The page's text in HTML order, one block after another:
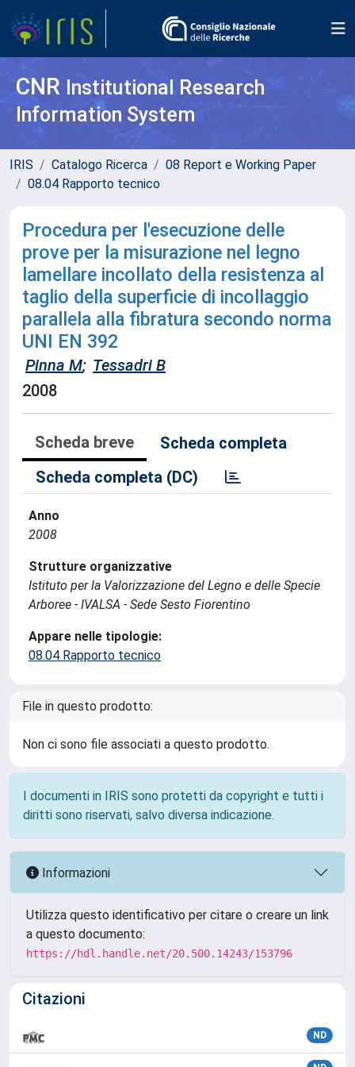
CNR Institutional Research
Information System
IRIS Catalogo Ricerca
08 Report e Working Paper
08.04 Rapporto tecnico
Procedura per l'esecuzione delle
prove per la misurazione nel legno
lamellare incollato della resistenza al
taglio della superficie di incollaggio
parallela alla fibratura secondo norma
UNI EN 392
Pinna M; Tessadri B
2008
Scheda breve
Scheda completa
Scheda completa (DC)
Anno
2008
Strutture organizzative
Istituto per la Valorizzazione del Legno e delle Specie
Arboree - IVALSA - Sede Sesto Fiorentino
Appare nelle tipologie:
08.04 Rapporto tecnico
File in questo prodotto:
Non ci sono file associati a questo prodotto.
I documenti in IRIS sono protetti da copyright e tutti i
diritti sono riservati, salvo diversa indicazione.
Informazioni
Utilizza questo identificativo per citare o creare un link
a questo documento:
https://hdl.handle.net/20.500.14243/153796
Citazioni
ND